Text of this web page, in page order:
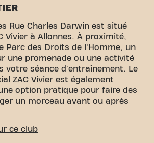
Rue Charles Darwin est situé
Vivier à Allonnes. À proximité,
Parc des Droits de l'Homme, un
une promenade ou une activité
votre séance d'entraînement. Le
ZAC Vivier est également
option pratique pour faire des
un morceau avant ou après
FACILE
ce club